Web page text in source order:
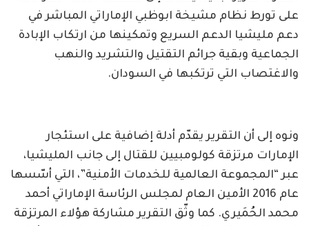
على تورط نظام مشيخة ابوظبي الإماراتي المباشر في
دعم مليشيا الدعم السريع وتمكينها من ارتكاب الإبادة
الجماعية وبقية جرائم التقتيل والتشريد والنهب
والاغتصاب التي ترتكبها في السودان.
ونوه إلى أن التقرير يقدّم أدلة إضافية على استئجار
الإمارات مرتزقة كولومبيين للقتال إلى جانب المليشيا،
عبر “المجموعة العالمية للخدمات الأمنية”، التي أسّسها
عام 2016 الأمين العام لمجلس الرئاسة الإماراتي أحمد
محمد الحُمَيري. كما وثّق التقرير مشاركة هؤلاء المرتزقة